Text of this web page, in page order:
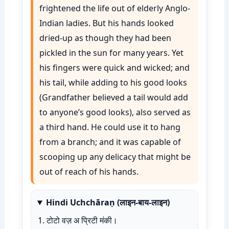
frightened the life out of elderly Anglo-
Indian ladies. But his hands looked
dried-up as though they had been
pickled in the sun for many years. Yet
his fingers were quick and wicked; and
his tail, while adding to his good looks
(Grandfather believed a tail would add
to anyone’s good looks), also served as
a third hand. He could use it to hang
from a branch; and it was capable of
scooping up any delicacy that might be
out of reach of his hands.
Hindi Uchchāraṇ (लाइन-बाय-लाइन)
टोटो वज़ अ प्रिटी मंकी।